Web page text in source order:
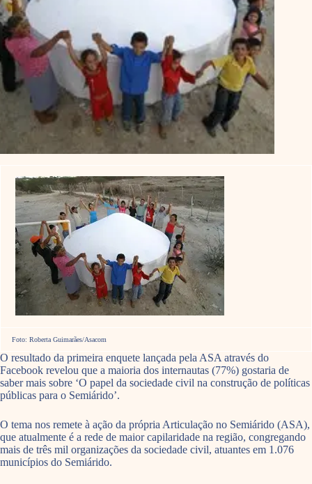
Foto: Roberta Guimarães/Asacom
O resultado da primeira enquete lançada pela ASA através do
Facebook revelou que a maioria dos internautas (77%) gostaria de
saber mais sobre ‘O papel da sociedade civil na construção de políticas
públicas para o Semiárido’.
O tema nos remete à ação da própria Articulação no Semiárido (ASA),
que atualmente é a rede de maior capilaridade na região, congregando
mais de três mil organizações da sociedade civil, atuantes em 1.076
municípios do Semiárido.